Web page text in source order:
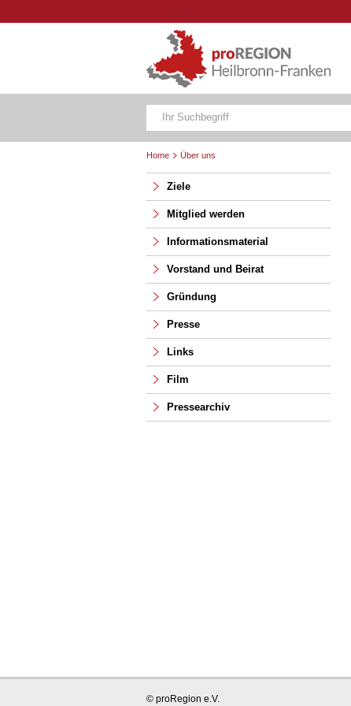
Home Über uns
Ziele
Mitglied werden
Informationsmaterial
Vorstand und Beirat
Gründung
Presse
Links
Film
Pressearchiv
© proRegion e.V.